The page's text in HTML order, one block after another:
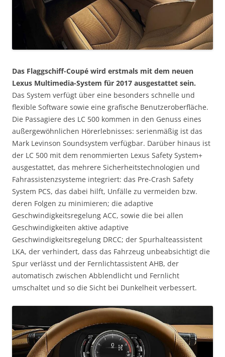
Das Flaggschiff-Coupé wird erstmals mit dem neuen
Lexus Multimedia-System für 2017 ausgestattet sein.
Das System verfügt über eine besonders schnelle und
flexible Software sowie eine grafische Benutzeroberfläche.
Die Passagiere des LC 500 kommen in den Genuss eines
außergewöhnlichen Hörerlebnisses: serienmäßig ist das
Mark Levinson Soundsystem verfügbar. Darüber hinaus ist
der LC 500 mit dem renommierten Lexus Safety System+
ausgestattet, das mehrere Sicherheitstechnologien und
Fahrassistenzsysteme integriert: das Pre-Crash Safety
System PCS, das dabei hilft, Unfälle zu vermeiden bzw.
deren Folgen zu minimieren; die adaptive
Geschwindigkeitsregelung ACC, sowie die bei allen
Geschwindigkeiten aktive adaptive
Geschwindigkeitsregelung DRCC; der Spurhalteassistent
LKA, der verhindert, dass das Fahrzeug unbeabsichtigt die
Spur verlässt und der Fernlichtassistent AHB, der
automatisch zwischen Abblendlicht und Fernlicht
umschaltet und so die Sicht bei Dunkelheit verbessert.